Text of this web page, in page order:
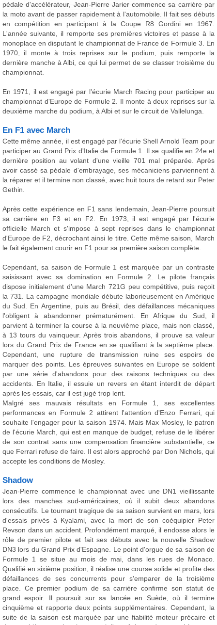
pédale d'accélérateur, Jean-Pierre Jarier commence sa carrière par
la moto avant de passer rapidement à l'automobile. Il fait ses débuts
en compétition en participant à la Coupe R8 Gordini en 1967.
L'année suivante, il remporte ses premières victoires et passe à la
monoplace en disputant le championnat de France de Formule 3. En
1970, il monte à trois reprises sur le podium, puis remporte la
dernière manche à Albi, ce qui lui permet de se classer troisième du
championnat.
En 1971, il est engagé par l'écurie March Racing pour participer au
championnat d'Europe de Formule 2. Il monte à deux reprises sur la
deuxième marche du podium, à Albi et sur le circuit de Vallelunga.
En F1 avec March
Cette même année, il est engagé par l'écurie Shell Arnold Team pour
participer au Grand Prix d'Italie de Formule 1. Il se qualifie en 24e et
dernière position au volant d'une vieille 701 mal préparée. Après
avoir cassé sa pédale d'embrayage, ses mécaniciens parviennent à
la réparer et il termine non classé, avec huit tours de retard sur Peter
Gethin.
Après cette expérience en F1 sans lendemain, Jean-Pierre poursuit
sa carrière en F3 et en F2. En 1973, il est engagé par l'écurie
officielle March et s'impose à sept reprises dans le championnat
d'Europe de F2, décrochant ainsi le titre. Cette même saison, March
le fait également courir en F1 pour sa première saison complète.
Cependant, sa saison de Formule 1 est marquée par un contraste
saisissant avec sa domination en Formule 2. Le pilote français
dispose initialement d'une March 721G peu compétitive, puis reçoit
la 731. La campagne mondiale débute laborieusement en Amérique
du Sud. En Argentine, puis au Brésil, des défaillances mécaniques
l'obligent à abandonner prématurément. En Afrique du Sud, il
parvient à terminer la course à la neuvième place, mais non classé,
à 13 tours du vainqueur. Après trois abandons, il prouve sa valeur
lors du Grand Prix de France en se qualifiant à la septième place.
Cependant, une rupture de transmission ruine ses espoirs de
marquer des points. Les épreuves suivantes en Europe se soldent
par une série d'abandons pour des raisons techniques ou des
accidents. En Italie, il essuie un revers en étant interdit de départ
après les essais, car il est jugé trop lent.
Malgré ses mauvais résultats en Formule 1, ses excellentes
performances en Formule 2 attirent l'attention d'Enzo Ferrari, qui
souhaite l'engager pour la saison 1974. Mais Max Mosley, le patron
de l'écurie March, qui est en manque de budget, refuse de le libérer
de son contrat sans une compensation financière substantielle, ce
que Ferrari refuse de faire. Il est alors approché par Don Nichols, qui
accepte les conditions de Mosley.
Shadow
Jean-Pierre commence le championnat avec une DN1 vieillissante
lors des manches sud-américaines, où il subit deux abandons
consécutifs. Le tournant tragique de sa saison survient en mars, lors
d'essais privés à Kyalami, avec la mort de son coéquipier Peter
Revson dans un accident. Profondément marqué, il endosse alors le
rôle de premier pilote et fait ses débuts avec la nouvelle Shadow
DN3 lors du Grand Prix d'Espagne. Le point d'orgue de sa saison de
Formule 1 se situe au mois de mai, dans les rues de Monaco.
Qualifié en sixième position, il réalise une course solide et profite des
défaillances de ses concurrents pour s'emparer de la troisième
place. Ce premier podium de sa carrière confirme son statut de
grand espoir. Il poursuit sur sa lancée en Suède, où il termine
cinquième et rapporte deux points supplémentaires. Cependant, la
suite de la saison est marquée par une fiabilité moteur précaire et